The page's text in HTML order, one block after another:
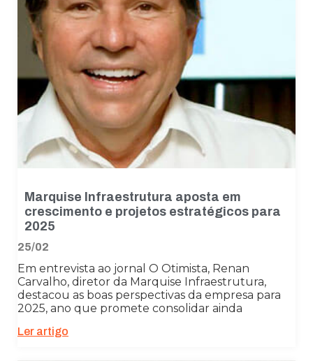
Marquise Infraestrutura aposta em
crescimento e projetos estratégicos para
2025
25/02
Em entrevista ao jornal O Otimista, Renan
Carvalho, diretor da Marquise Infraestrutura,
destacou as boas perspectivas da empresa para
2025, ano que promete consolidar ainda
Ler artigo